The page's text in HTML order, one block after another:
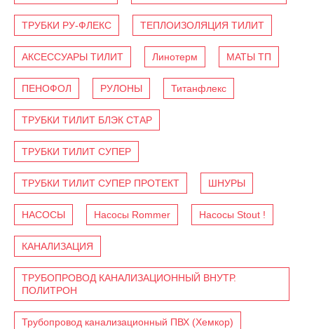
ТРУБКИ РУ-ФЛЕКС ТЕПЛОИЗОЛЯЦИЯ ТИЛИТ
АКСЕССУАРЫ ТИЛИТ Линотерм МАТЫ ТП
ПЕНОФОЛ РУЛОНЫ Титанфлекс
ТРУБКИ ТИЛИТ БЛЭК СТАР
ТРУБКИ ТИЛИТ СУПЕР
ТРУБКИ ТИЛИТ СУПЕР ПРОТЕКТ ШНУРЫ
НАСОСЫ Насосы Rommer Насосы Stout !
КАНАЛИЗАЦИЯ
ТРУБОПРОВОД КАНАЛИЗАЦИОННЫЙ ВНУТР.
ПОЛИТРОН
Трубопровод канализационный ПВХ (Хемкор)